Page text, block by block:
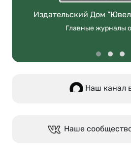
Издательский Дом
Главные журналы
Наш канал
Наше